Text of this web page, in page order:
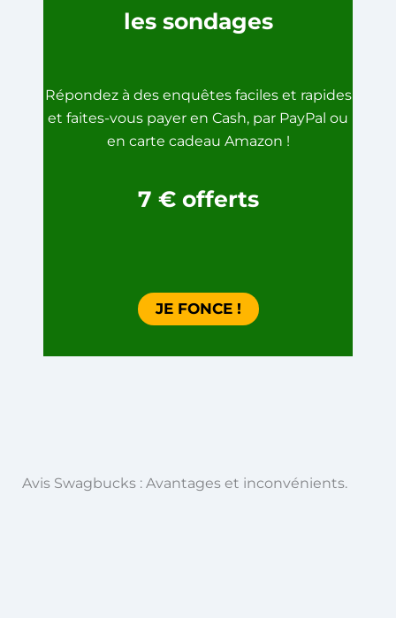
les sondages
Répondez à des enquêtes faciles et rapides
et faites-vous payer en Cash, par PayPal ou
en carte cadeau Amazon !
7 € offerts
JE FONCE !
Avis Swagbucks : Avantages et inconvénients.